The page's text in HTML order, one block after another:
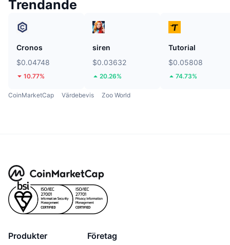
Trendande
Cronos
$0.04748
10.77%
siren
$0.03632
20.26%
Tutorial
$0.05808
74.73%
CoinMarketCap Värdebevis Zoo World
Produkter Företag